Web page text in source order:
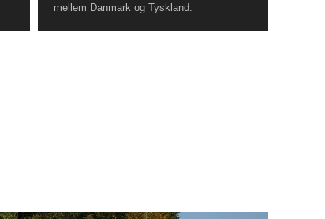
mellem Danmark og Tyskland.